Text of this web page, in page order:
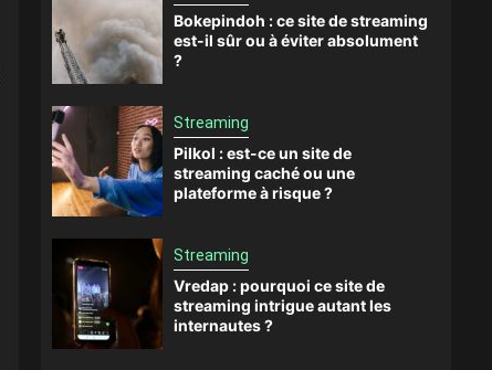
Bokepindoh : ce site de streaming
est-il sûr ou à éviter absolument
?
Streaming
Pilkol : est-ce un site de
streaming caché ou une
plateforme à risque ?
Streaming
Vredap : pourquoi ce site de
streaming intrigue autant les
internautes ?